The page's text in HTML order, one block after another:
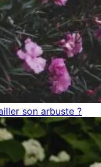
son arbuste ?